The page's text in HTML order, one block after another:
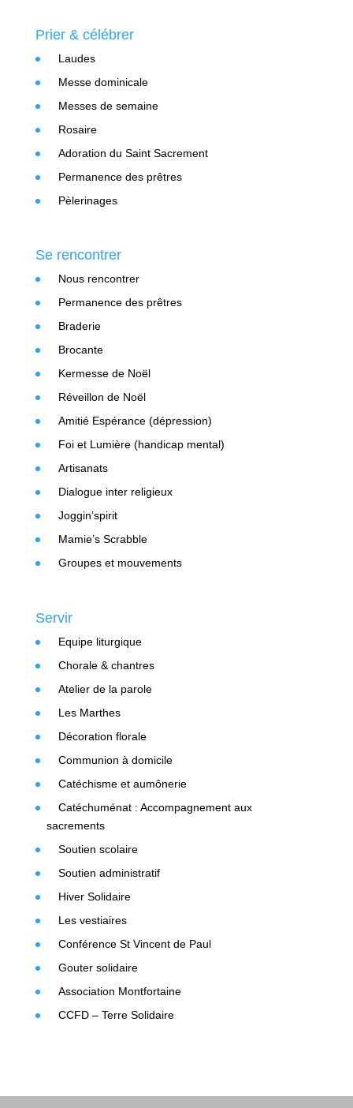
Prier & célébrer
Laudes
Messe dominicale
Messes de semaine
Rosaire
Adoration du Saint Sacrement
Permanence des prêtres
Pèlerinages
Se rencontrer
Nous rencontrer
Permanence des prêtres
Braderie
Brocante
Kermesse de Noël
Réveillon de Noël
Amitié Espérance (dépression)
Foi et Lumière (handicap mental)
Artisanats
Dialogue inter religieux
Joggin’spirit
Mamie’s Scrabble
Groupes et mouvements
Servir
Equipe liturgique
Chorale & chantres
Atelier de la parole
Les Marthes
Décoration florale
Communion à domicile
Catéchisme et aumônerie
Catéchuménat : Accompagnement aux
sacrements
Soutien scolaire
Soutien administratif
Hiver Solidaire
Les vestiaires
Conférence St Vincent de Paul
Gouter solidaire
Association Montfortaine
CCFD – Terre Solidaire